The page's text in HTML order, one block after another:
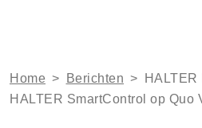
Home > Berichten >
HALTER SmartControl op Quo